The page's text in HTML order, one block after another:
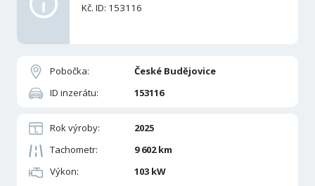
Pobočka:
České Budějovice
ID inzerátu:
153116
Rok výroby:
2025
Tachometr:
9 602 km
Výkon:
103 kW
Kč. ID: 153116